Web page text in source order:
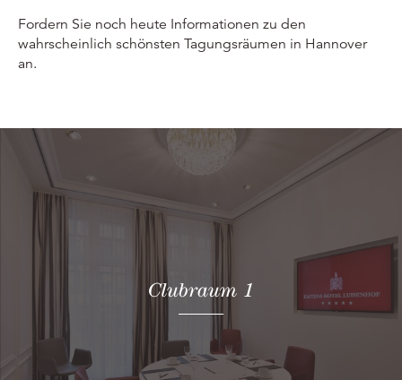
Fordern Sie noch heute Informationen zu den
wahrscheinlich schönsten Tagungsräumen in Hannover
an.
Clubraum 1